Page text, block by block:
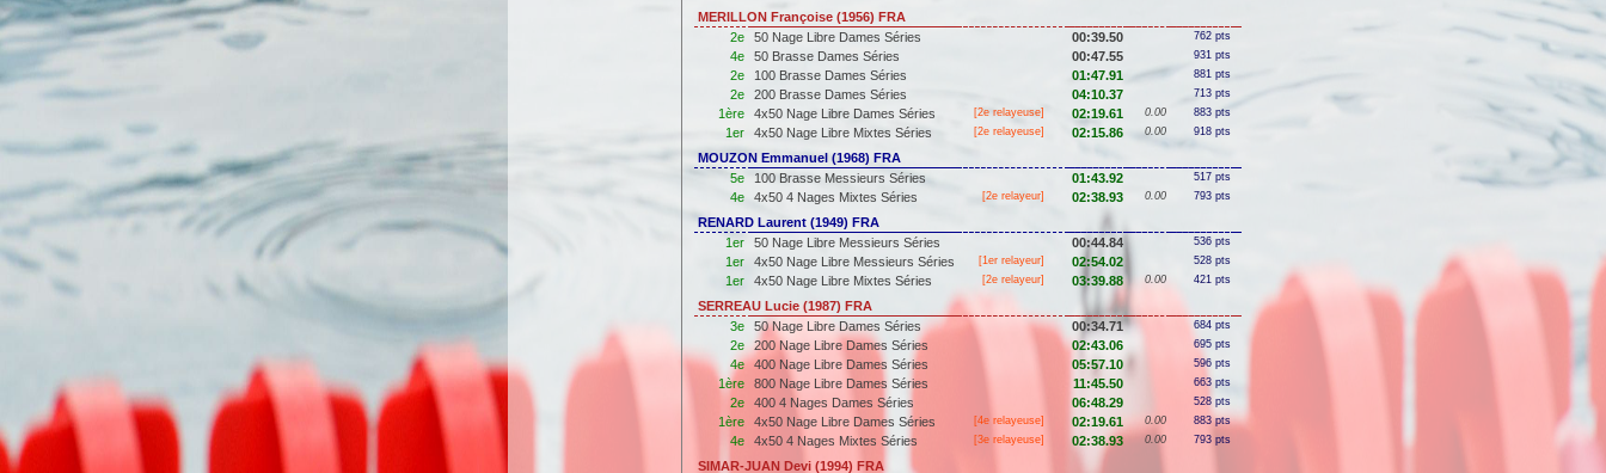
MERILLON Françoise (1956) FRA
2e
50 Nage Libre Dames Séries 00:39.50 762 pts
4e 50 Brasse Dames Séries 00:47.55 931 pts
2e 100 Brasse Dames Séries 01:47.91 881 pts
2e 200 Brasse Dames Séries 04:10.37 713 pts
1ère 4x50 Nage Libre Dames Séries [2e relayeuse] 02:19.61 0.00 883 pts
1er 4x50 Nage Libre Mixtes Séries [2e relayeuse] 02:15.86 0.00 918 pts
MOUZON Emmanuel (1968) FRA
5e
100 Brasse Messieurs Séries 01:43.92 517 pts
4e 4x50 4 Nages Mixtes Séries [2e relayeur] 02:38.93 0.00 793 pts
RENARD Laurent (1949) FRA
1er
50 Nage Libre Messieurs Séries 00:44.84 536 pts
1er 4x50 Nage Libre Messieurs Séries [1er relayeur] 02:54.02 528 pts
1er 4x50 Nage Libre Mixtes Séries [2e relayeur] 03:39.88 0.00 421 pts
SERREAU Lucie (1987) FRA
3e
50 Nage Libre Dames Séries 00:34.71 684 pts
2e 200 Nage Libre Dames Séries 02:43.06 695 pts
4e 400 Nage Libre Dames Séries 05:57.10 596 pts
1ère 800 Nage Libre Dames Séries 11:45.50 663 pts
2e 400 4 Nages Dames Séries 06:48.29 528 pts
1ère 4x50 Nage Libre Dames Séries [4e relayeuse] 02:19.61 0.00 883 pts
4e 4x50 4 Nages Mixtes Séries [3e relayeuse] 02:38.93 0.00 793 pts
SIMAR-JUAN Devi (1994) FRA